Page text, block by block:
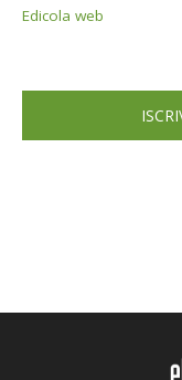
Edicola web